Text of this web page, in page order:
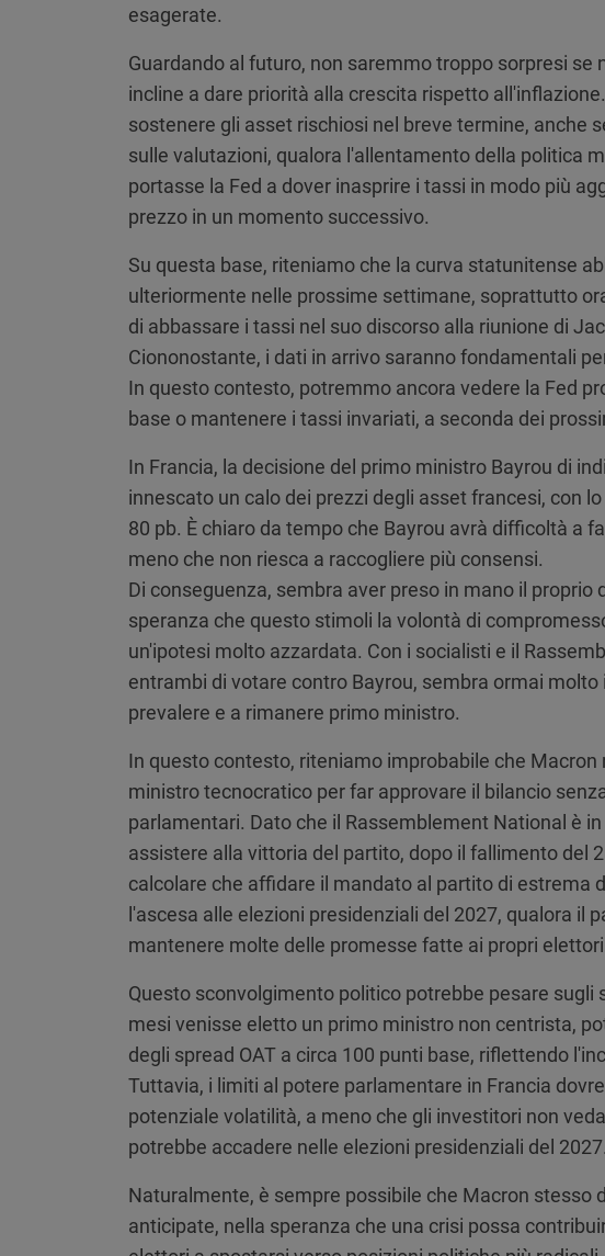
esagerate.
Guardando al futuro, non saremmo troppo sorpresi se
incline a dare priorità alla crescita rispetto
sostenere gli asset rischiosi nel breve termine, anche
sulle valutazioni, qualora l'allentamento della politica
portasse la Fed a dover inasprire i tassi in modo più
prezzo in un momento successivo.
Su questa base, riteniamo che la curva statunitense
ulteriormente nelle prossime settimane, soprattutto
di abbassare i tassi nel suo discorso alla riunione di
Ciononostante, i dati in arrivo saranno fondamentali
In questo contesto, potremmo ancora vedere la Fed
base o mantenere i tassi invariati, a seconda dei
In Francia, la decisione del primo ministro Bayrou di
innescato un calo dei prezzi degli asset francesi, con
80 pb. È chiaro da tempo che Bayrou avrà difficoltà a
meno che non riesca a raccogliere più consensi.
Di conseguenza, sembra aver preso in mano il proprio
speranza che questo stimoli la volontà di
un'ipotesi molto azzardata. Con i socialisti e il
entrambi di votare contro Bayrou, sembra ormai
prevalere e a rimanere primo ministro.
In questo contesto, riteniamo improbabile che
ministro tecnocratico per far approvare il bilancio
parlamentari. Dato che il Rassemblement National è
assistere alla vittoria del partito, dopo il fallimento del
calcolare che affidare il mandato al partito di estrema
l'ascesa alle elezioni presidenziali del 2027, qualora il
mantenere molte delle promesse fatte ai propri
Questo sconvolgimento politico potrebbe pesare sugli
mesi venisse eletto un primo ministro non centrista,
degli spread OAT a circa 100 punti base, riflettendo
Tuttavia, i limiti al potere parlamentare in Francia
potenziale volatilità, a meno che gli investitori non
potrebbe accadere nelle elezioni presidenziali del 2027.
Naturalmente, è sempre possibile che Macron stesso
anticipate, nella speranza che una crisi possa